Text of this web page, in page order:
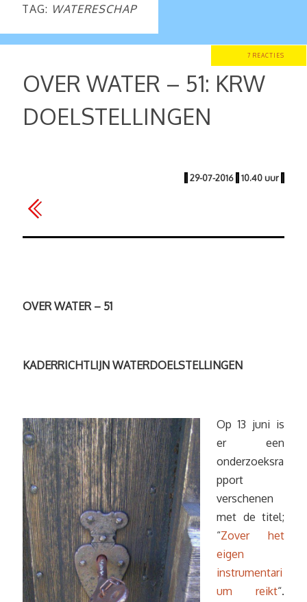
TAG: WATERESCHAP
7 REACTIES
OVER WATER – 51: KRW
DOELSTELLINGEN
| 29-07-2016 | 10.40 uur |
OVER WATER – 51
KADERRICHTLIJN WATERDOELSTELLINGEN
Op 13 juni is
er een
onderzoeksra
pport
verschenen
met de titel;
“Zover het
eigen
instrumentari
um reikt“.